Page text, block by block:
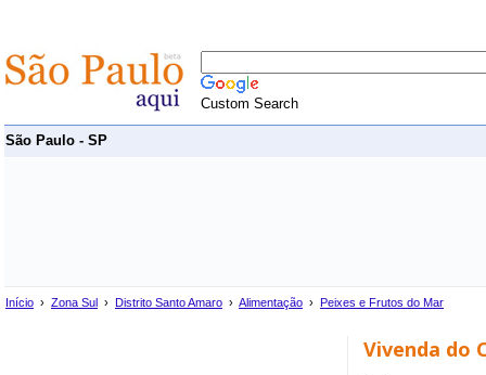
Custom Search
São Paulo - SP
Início › Zona Sul › Distrito Santo Amaro › Alimentação › Peixes e Frutos do Mar
Vivenda do